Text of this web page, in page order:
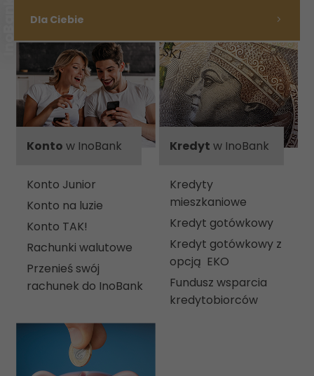
Dla Ciebie
Konto w InoBank
Konto Junior
Konto na luzie
Konto TAK!
Rachunki walutowe
Przenieś swój
rachunek do InoBank
Kredyt w InoBank
Kredyty
mieszkaniowe
Kredyt gotówkowy
Kredyt gotówkowy z
opcją EKO
Fundusz wsparcia
kredytobiorców